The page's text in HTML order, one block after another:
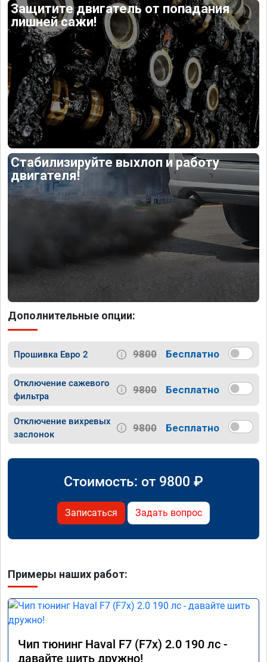
Защитите двигатель от попадания
лишней сажи!
Стабилизируйте выхлоп и работу
двигателя!
Дополнительные опции:
Прошивка Евро 2 9800 Бесплатно
Отключение сажевого
фильтра
9800 Бесплатно
Отключение вихревых
заслонок
9800 Бесплатно
Стоимость: от 9800 ₽
Записаться Задать вопрос
Примеры наших работ:
Чип тюнинг Haval F7 (F7x) 2.0 190 лс -
давайте шить дружно!